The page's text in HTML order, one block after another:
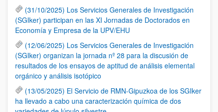
(31/10/2025) Los Servicios Generales de Investigación
(SGIker) participan en las XI Jornadas de Doctorados en
Economía y Empresa de la UPV/EHU
(12/06/2025) Los Servicios Generales de Investigación
(SGIker) organizan la jornada nº 28 para la discusión de
resultados de los ensayos de aptitud de análisis elemental
orgánico y análisis isotópico
(13/05/2025) El Servicio de RMN-Gipuzkoa de los SGIker
ha llevado a cabo una caracterización química de dos